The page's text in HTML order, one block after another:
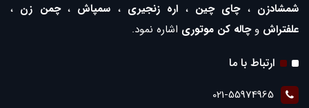
شمشادزن ،چای چین ، اره زنجیری ، سمپاش ،چمن زن ،
علفتراش وچاله کن موتوری اشاره نمود.
ارتباط با ما
021-55974965